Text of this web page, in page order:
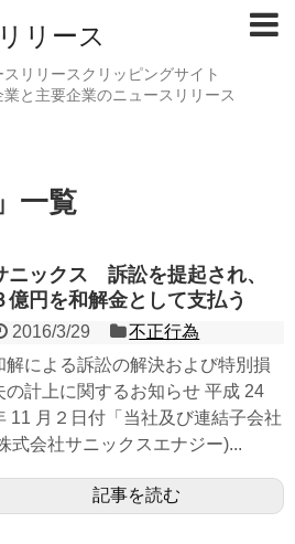
リース
スリリースクリッピングサイト
と主要企業のニュースリリース
」 一覧
ニックス 訴訟を提起され、
億円を和解金として支払う
2016/3/29
不正行為
解による訴訟の解決および特別損
の計上に関するお知らせ 平成 24
11 月２日付「当社及び連結子会社
式会社サニックスエナジー)...
記事を読む